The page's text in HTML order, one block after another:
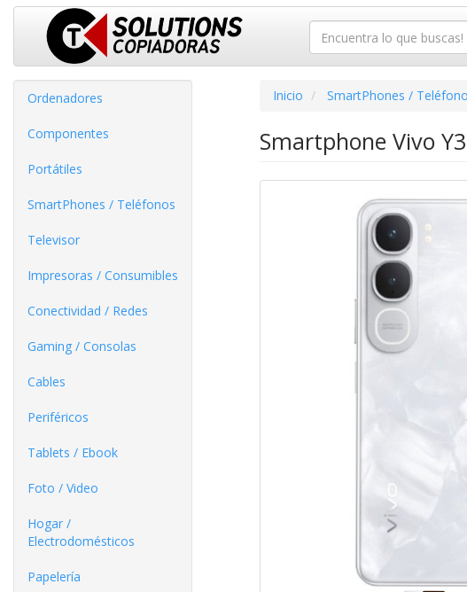
Ordenadores
Componentes
Portátiles
SmartPhones / Teléfonos
Televisor
Impresoras / Consumibles
Conectividad / Redes
Gaming / Consolas
Cables
Periféricos
Tablets / Ebook
Foto / Video
Hogar /
Electrodomésticos
Papelería
Inicio SmartPhones /
Smartphone Vivo